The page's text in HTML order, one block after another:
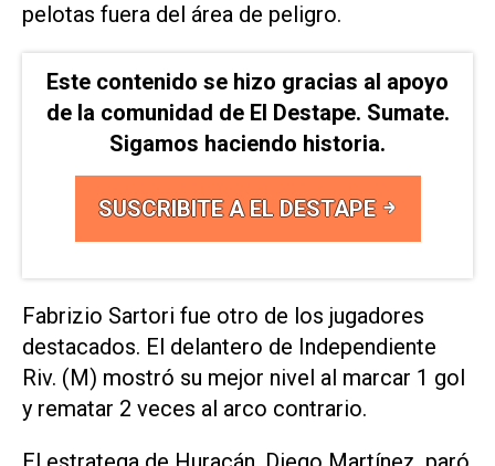
pelotas fuera del área de peligro.
Este contenido se hizo gracias al apoyo
de la comunidad de El Destape. Sumate.
Sigamos haciendo historia.
SUSCRIBITE A EL DESTAPE
Fabrizio Sartori fue otro de los jugadores
destacados. El delantero de Independiente
Riv. (M) mostró su mejor nivel al marcar 1 gol
y rematar 2 veces al arco contrario.